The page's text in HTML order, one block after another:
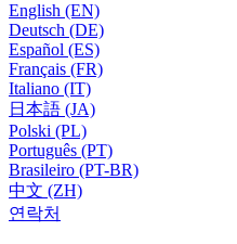
English (EN)
Deutsch (DE)
Español (ES)
Français (FR)
Italiano (IT)
日本語 (JA)
Polski (PL)
Português (PT)
Brasileiro (PT-BR)
中文 (ZH)
연락처